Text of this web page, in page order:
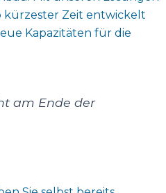
kürzester Zeit entwickelt
Kapazitäten für die
am Ende der